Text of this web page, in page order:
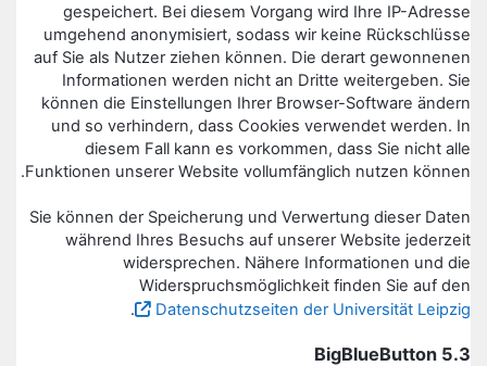
gespeichert. Bei diesem Vorgang wird Ihre IP-Adresse
umgehend anonymisiert, sodass wir keine Rückschlüsse
auf Sie als Nutzer ziehen können. Die derart gewonnenen
Informationen werden nicht an Dritte weitergeben. Sie
können die Einstellungen Ihrer Browser-Software ändern
und so verhindern, dass Cookies verwendet werden. In
diesem Fall kann es vorkommen, dass Sie nicht alle
Funktionen unserer Website vollumfänglich nutzen können.
Sie können der Speicherung und Verwertung dieser Daten
während Ihres Besuchs auf unserer Website jederzeit
widersprechen. Nähere Informationen und die
Widerspruchsmöglichkeit finden Sie auf den
Datenschutzseiten der Universität Leipzig
.
5.3 BigBlueButton